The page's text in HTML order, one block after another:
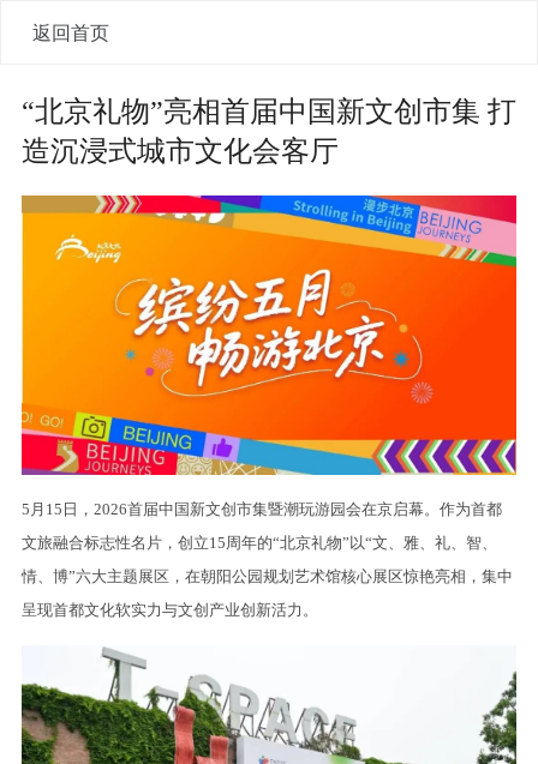
返回首页
“北京礼物”亮相首届中国新文创市集 打
造沉浸式城市文化会客厅
5月15日，2026首届中国新文创市集暨潮玩游园会在京启幕。作为首都
文旅融合标志性名片，创立15周年的“北京礼物”以“文、雅、礼、智、
情、博”六大主题展区，在朝阳公园规划艺术馆核心展区惊艳亮相，集中
呈现首都文化软实力与文创产业创新活力。